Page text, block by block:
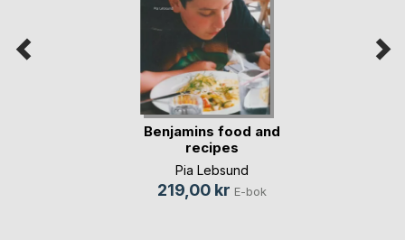
Benjamins food and
recipes
Pia Lebsund
219,00 kr E-bok